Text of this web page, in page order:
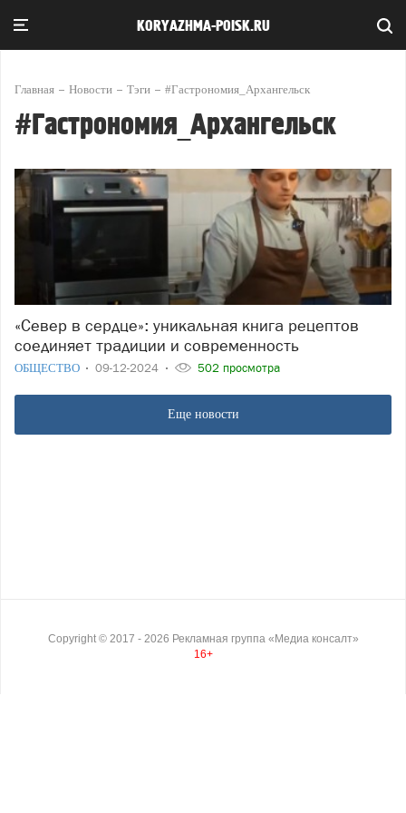
KORYAZHMA-POISK.RU
Главная Новости Тэги #Гастрономия_Архангельск
#Гастрономия_Архангельск
«Север в сердце»: уникальная книга рецептов
соединяет традиции и современность
ОБЩЕСТВО 09-12-2024 502 просмотра
Еще новости
Copyright © 2017 - 2026 Рекламная группа «Медиа консалт»
16+